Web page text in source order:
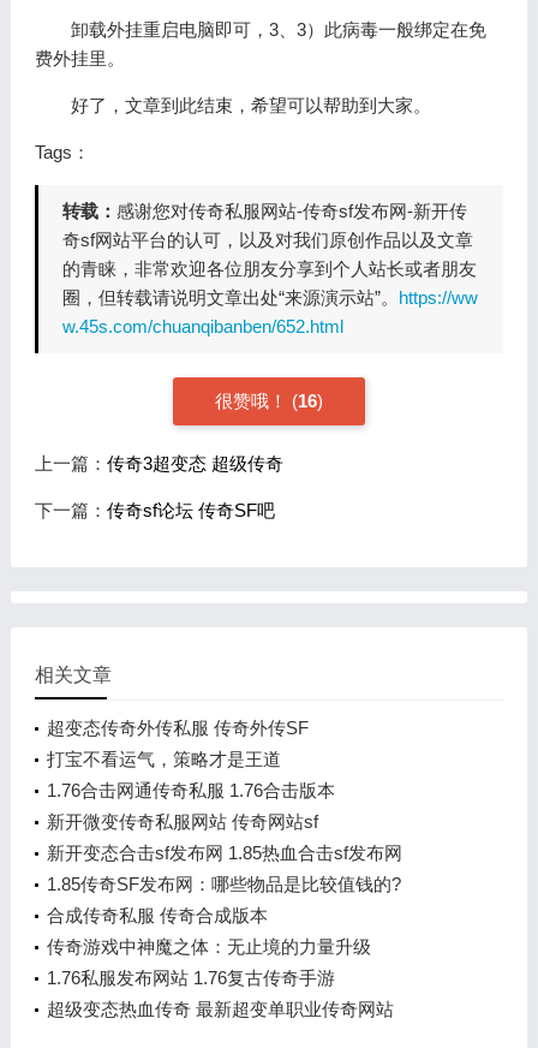
卸载外挂重启电脑即可，3、3）此病毒一般绑定在免
费外挂里。
好了，文章到此结束，希望可以帮助到大家。
Tags：
转载： 感谢您对传奇私服网站-传奇sf发布网-新开传
奇sf网站平台的认可，以及对我们原创作品以及文章
的青睐，非常欢迎各位朋友分享到个人站长或者朋友
圈，但转载请说明文章出处“来源演示站”。 https://ww
w.45s.com/chuanqibanben/652.html
很赞哦！ (16)
上一篇： 传奇3超变态 超级传奇
下一篇： 传奇sf论坛 传奇SF吧
相关文章
超变态传奇外传私服 传奇外传SF
打宝不看运气，策略才是王道
1.76合击网通传奇私服 1.76合击版本
新开微变传奇私服网站 传奇网站sf
新开变态合击sf发布网 1.85热血合击sf发布网
1.85传奇SF发布网：哪些物品是比较值钱的?
合成传奇私服 传奇合成版本
传奇游戏中神魔之体：无止境的力量升级
1.76私服发布网站 1.76复古传奇手游
超级变态热血传奇 最新超变单职业传奇网站